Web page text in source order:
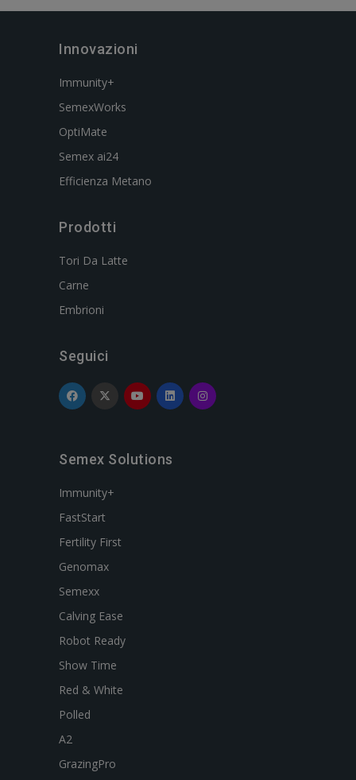
Innovazioni
Immunity+
SemexWorks
OptiMate
Semex ai24
Efficienza Metano
Prodotti
Tori Da Latte
Carne
Embrioni
Seguici
Semex Solutions
Immunity+
FastStart
Fertility First
Genomax
Semexx
Calving Ease
Robot Ready
Show Time
Red & White
Polled
A2
GrazingPro